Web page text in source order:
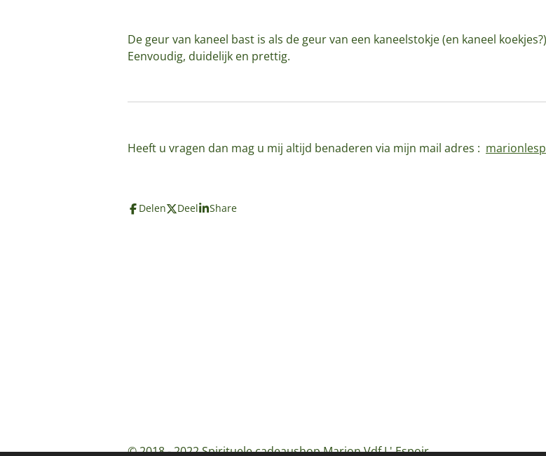
De geur van kaneel bast is als de geur van een kaneelstokje (en kaneel
Eenvoudig, duidelijk en prettig.
Heeft u vragen dan mag u mij altijd benaderen via mijn mail adres :
Delen Deel Share
© 2018 - 2022 Spirituele cadeaushop Marion Vdf L' Espoir